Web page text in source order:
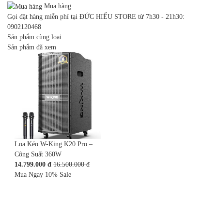
Mua hàng
Gọi đặt hàng miễn phí tại ĐỨC HIẾU STORE từ 7h30 - 21h30:
0902120468
Sản phẩm cùng loại
Sản phẩm đã xem
Loa Kéo W-King K20 Pro –
Công Suất 360W
14.799.000 đ 16.500.000 đ
Mua Ngay 10% Sale